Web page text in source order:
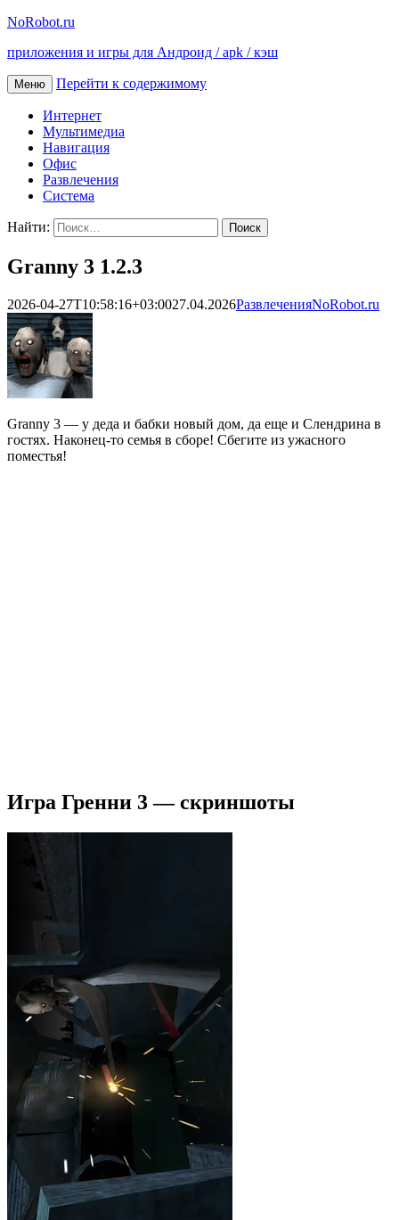
NoRobot.ru
приложения и игры для Андроид / apk / кэш
Меню Перейти к содержимому
Интернет
Мультимедиа
Навигация
Офис
Развлечения
Система
Найти:
Granny 3 1.2.3
2026-04-27T10:58:16+03:0027.04.2026РазвлеченияNoRobot.ru
Granny 3 — у деда и бабки новый дом, да еще и Слендрина в
гостях. Наконец-то семья в сборе! Сбегите из ужасного
поместья!
Игра Гренни 3 — скриншоты